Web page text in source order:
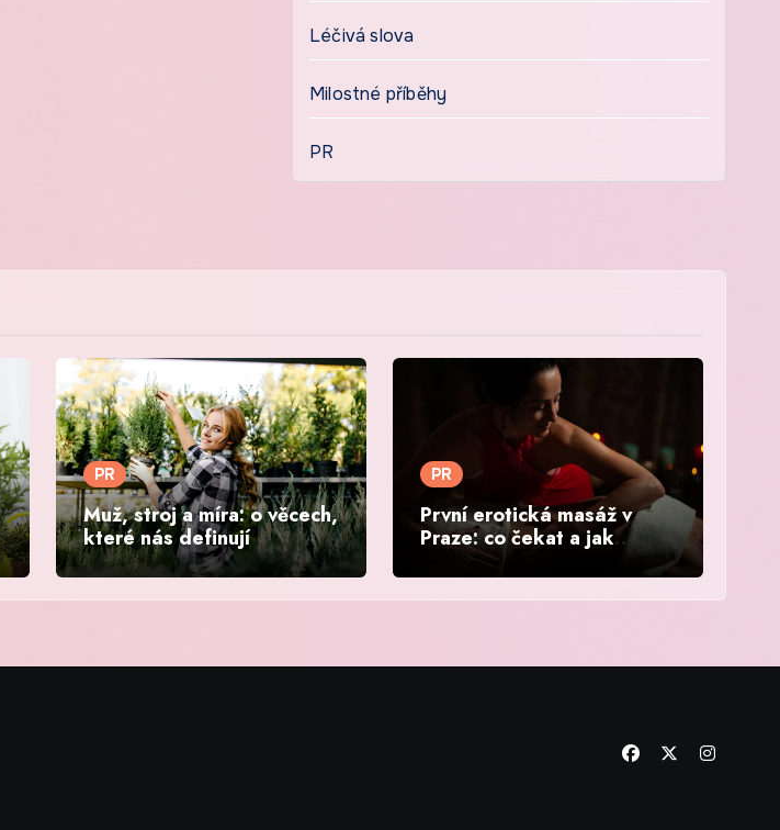
Léčivá slova
Milostné příběhy
PR
PR
Muž, stroj a míra: o věcech,
které nás definují
PR
První erotická masáž v
Praze: co čekat a jak
vybrat salon